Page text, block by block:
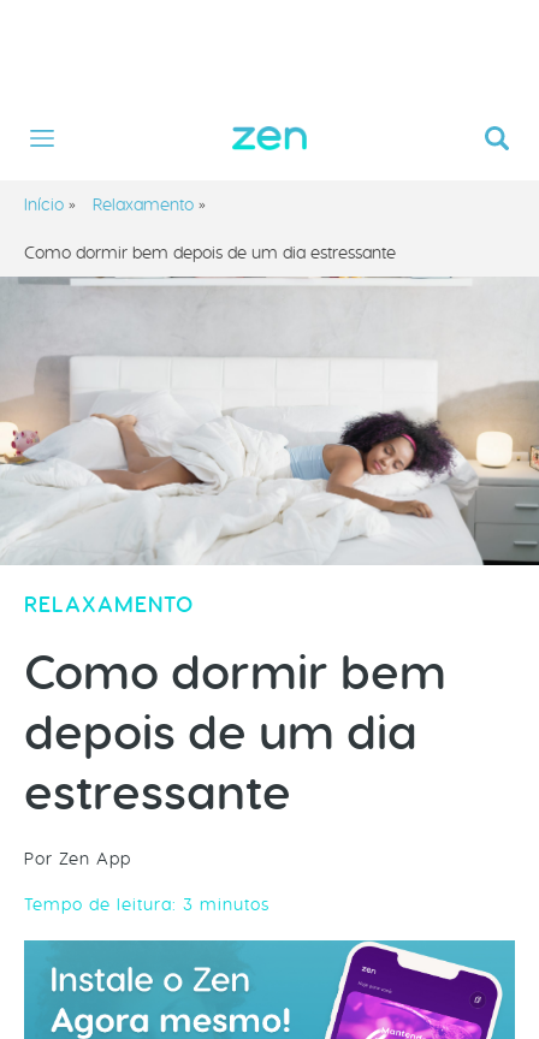
Início » Relaxamento »
Como dormir bem depois de um dia estressante
RELAXAMENTO
Como dormir bem
depois de um dia
estressante
Por Zen App
Tempo de leitura: 3 minutos